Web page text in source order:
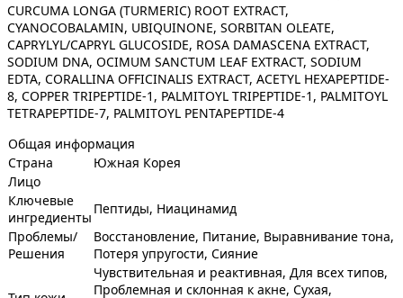
CURCUMA LONGA (TURMERIC) ROOT EXTRACT,
CYANOCOBALAMIN, UBIQUINONE, SORBITAN OLEATE,
CAPRYLYL/CAPRYL GLUCOSIDE, ROSA DAMASCENA EXTRACT,
SODIUM DNA, OCIMUM SANCTUM LEAF EXTRACT, SODIUM
EDTA, CORALLINA OFFICINALIS EXTRACT, ACETYL HEXAPEPTIDE-
8, COPPER TRIPEPTIDE-1, PALMITOYL TRIPEPTIDE-1, PALMITOYL
TETRAPEPTIDE-7, PALMITOYL PENTAPEPTIDE-4
Общая информация
Страна
Южная Корея
Лицо
Ключевые
ингредиенты
Пептиды, Ниацинамид
Проблемы/
Решения
Восстановление, Питание, Выравнивание тона,
Потеря упругости, Сияние
Чувствительная и реактивная, Для всех типов,
Проблемная и склонная к акне, Сухая,